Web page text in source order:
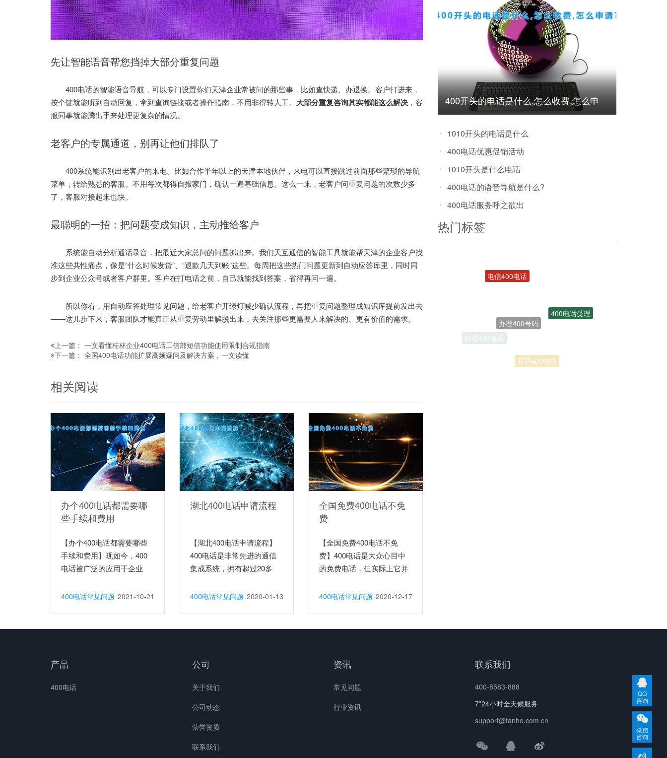
先让智能语音帮您挡掉大部分重复问题
400电话的智能语音导航，可以专门设置你们天津企业常被问的那些事，比如查快递、办退换。客户打进来，
按个键就能听到自动回复，拿到查询链接或者操作指南，不用非得转人工。 大部分重复咨询其实都能这么解决 ，客
服同事就能腾出手来处理更复杂的情况。
老客户的专属通道，别再让他们排队了
400系统能识别出老客户的来电。比如合作半年以上的天津本地伙伴，来电可以直接跳过前面那些繁琐的导航
菜单，转给熟悉的客服。不用每次都得自报家门，确认一遍基础信息。这么一来，老客户问重复问题的次数少多
了，客服对接起来也快。
最聪明的一招：把问题变成知识，主动推给客户
系统能自动分析通话录音，把最近大家总问的问题抓出来。我们天互通信的智能工具就能帮天津的企业客户找
准这些共性痛点，像是“什么时候发货”、“退款几天到账”这些。每周把这些热门问题更新到自动应答库里，同时同
步到企业公众号或者客户群里。客户在打电话之前，自己就能找到答案，省得再问一遍。
所以你看，用自动应答处理常见问题，给老客户开绿灯减少确认流程，再把重复问题整理成知识库提前发出去
——这几步下来，客服团队才能真正从重复劳动里解脱出来，去关注那些更需要人来解决的、更有价值的需求。
上一篇： 一文看懂桂林企业400电话工信部短信功能使用限制合规指南
下一篇： 全国400电话功能扩展高频疑问及解决方案，一文读懂
相关阅读
办个400电话都需要哪
些手续和费用
【办个400电话都需要哪些
手续和费用】现如今，400
电话被广泛的应用于企业
400电话常见问题 2021-10-21
湖北400电话申请流程
【湖北400电话申请流程】
400电话是非常先进的通信
集成系统，拥有超过20多
400电话常见问题 2020-01-13
全国免费400电话不免
费
【全国免费400电话不免
费】400电话是大众心目中
的免费电话，但实际上它并
400电话常见问题 2020-12-17
400开头的电话是什么,怎么收费,怎么申
请?
1010开头的电话是什么
400电话优惠促销活动
1010开头是什么电话
400电话的语音导航是什么?
400电话服务呼之欲出
热门标签
开通400电话
联通400电话
400电话受理
电信400电话
产品
400电话
公司
关于我们
公司动态
荣誉资质
联系我们
资讯
常见问题
行业资讯
联系我们
400-8583-888
7*24小时全天候服务
support@tanho.com.cn
QQ
咨询
微信
咨询